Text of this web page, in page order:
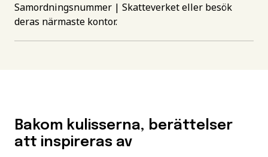
Samordningsnummer | Skatteverketeller besök
deras närmaste kontor.
Bakom kulisserna, berättelser
att inspireras av